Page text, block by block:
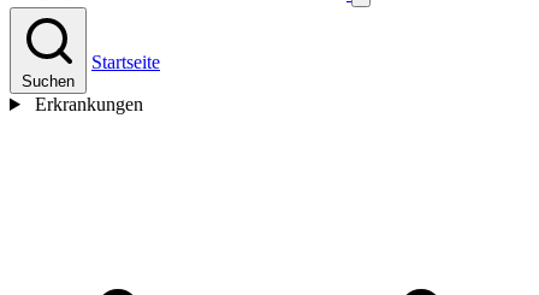
Suchen
Startseite
Erkrankungen